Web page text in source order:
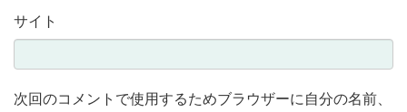
サイト
次回のコメントで使用するためブラウザーに自分の名前、